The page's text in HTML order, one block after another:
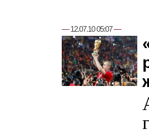
—12.07.10 05:07—